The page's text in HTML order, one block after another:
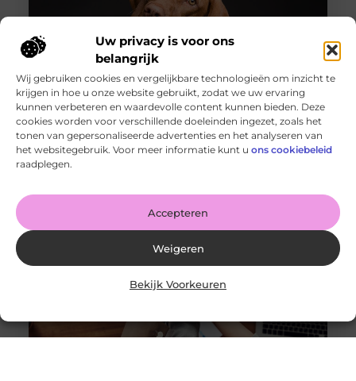
Uw privacy is voor ons
belangrijk
Wij gebruiken cookies en vergelijkbare technologieën om inzicht te
krijgen in hoe u onze website gebruikt, zodat we uw ervaring
kunnen verbeteren en waardevolle content kunnen bieden. Deze
cookies worden voor verschillende doeleinden ingezet, zoals het
tonen van gepersonaliseerde advertenties en het analyseren van
het websitegebruik. Voor meer informatie kunt u ons cookiebeleid
raadplegen.
Accepteren
Weigeren
Bekijk Voorkeuren
Kwaliteitscomfort voor je hond: waar moet je op letten?
Goed artikel? Deel hem dan op: Share on X (Twitter)
Share on Facebook Share on Pinterest Share on